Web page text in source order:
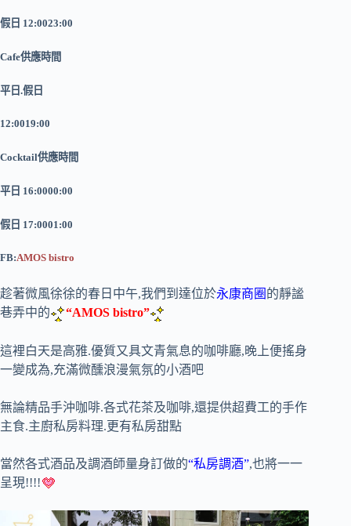
假日 12:0023:00
Cafe供應時間
平日.假日
12:0019:00
Cocktail供應時間
平日 16:0000:00
假日 17:0001:00
FB:AMOS bistro
趁著微風徐徐的春日中午,我們到達位於永康商圈 的靜謐
巷弄中的
“AMOS bistro”
這裡白天是高雅.優質又具文青氣息的咖啡廳,晚上便搖身
一變成為,充滿微醺浪漫氣氛的小酒吧
無論精品手沖咖啡.各式花茶及咖啡,還提供超費工的手作
主食.主廚私房料理.更有私房甜點
當然各式酒品及調酒師量身訂做的“私房調酒”,也將一一
呈現!!!!